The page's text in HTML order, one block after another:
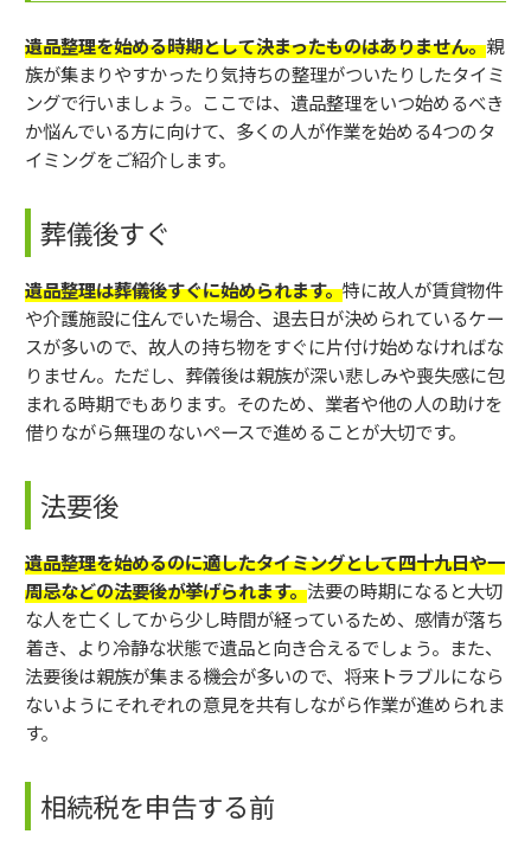
遺品整理を始める時期として決まったものはありません。親
族が集まりやすかったり気持ちの整理がついたりしたタイミ
ングで行いましょう。ここでは、遺品整理をいつ始めるべき
か悩んでいる方に向けて、多くの人が作業を始める4つのタ
イミングをご紹介します。
葬儀後すぐ
遺品整理は葬儀後すぐに始められます。特に故人が賃貸物件
や介護施設に住んでいた場合、退去日が決められているケー
スが多いので、故人の持ち物をすぐに片付け始めなければな
りません。ただし、葬儀後は親族が深い悲しみや喪失感に包
まれる時期でもあります。そのため、業者や他の人の助けを
借りながら無理のないペースで進めることが大切です。
法要後
遺品整理を始めるのに適したタイミングとして四十九日や一
周忌などの法要後が挙げられます。法要の時期になると大切
な人を亡くしてから少し時間が経っているため、感情が落ち
着き、より冷静な状態で遺品と向き合えるでしょう。また、
法要後は親族が集まる機会が多いので、将来トラブルになら
ないようにそれぞれの意見を共有しながら作業が進められま
す。
相続税を申告する前